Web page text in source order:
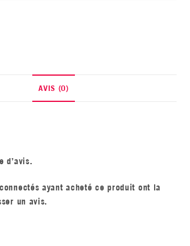
AVIS (0)
d’avis.
ayant acheté ce produit ont la
un avis.